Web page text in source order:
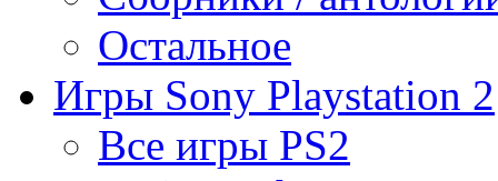
Остальное
Игры Sony Playstation 2
Все игры PS2